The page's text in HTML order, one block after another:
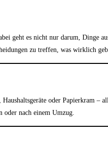
geht es nicht nur darum, Dinge
zu treffen, was wirklich
oder Papierkram –
oder nach einem Umzug.